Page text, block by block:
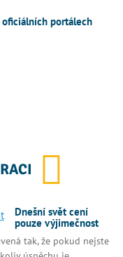
oficiálních portálech
Dnešní svět cení
pouze výjimečnost
tak, že pokud nejste